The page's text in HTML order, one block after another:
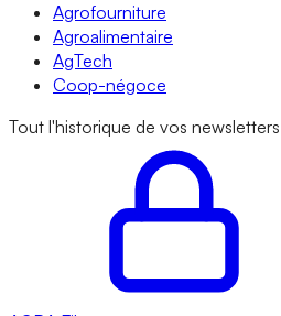
Agrofourniture
Agroalimentaire
AgTech
Coop-négoce
Tout l'historique de vos